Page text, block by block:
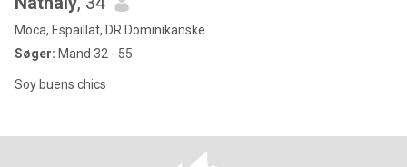
Moca, Espaillat, DR Dominikanske
Søger: Mand 32 - 55
Soy buens chics